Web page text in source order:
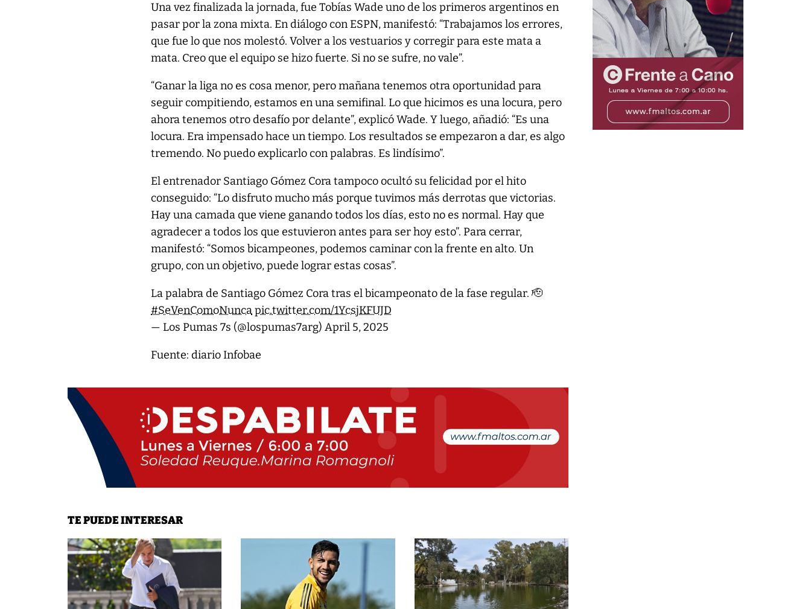
Una vez finalizada la jornada, fue Tobías Wade uno de los primeros argentinos en
pasar por la zona mixta. En diálogo con ESPN, manifestó: “Trabajamos los errores,
que fue lo que nos molestó. Volver a los vestuarios y corregir para este mata a
mata. Creo que el equipo se hizo fuerte. Si no se sufre, no vale”.
“Ganar la liga no es cosa menor, pero mañana tenemos otra oportunidad para
seguir compitiendo, estamos en una semifinal. Lo que hicimos es una locura, pero
ahora tenemos otro desafío por delante”, explicó Wade. Y luego, añadió: “Es una
locura. Era impensado hace un tiempo. Los resultados se empezaron a dar, es algo
tremendo. No puedo explicarlo con palabras. Es lindísimo”.
El entrenador Santiago Gómez Cora tampoco ocultó su felicidad por el hito
conseguido: “Lo disfruto mucho más porque tuvimos más derrotas que victorias.
Hay una camada que viene ganando todos los días, esto no es normal. Hay que
agradecer a todos los que estuvieron antes para ser hoy esto”. Para cerrar,
manifestó: “Somos bicampeones, podemos caminar con la frente en alto. Un
grupo, con un objetivo, puede lograr estas cosas”.
La palabra de Santiago Gómez Cora tras el bicampeonato de la fase regular. 🫡
#SeVenComoNuncapic.twitter.com/1YcsjKFUJD
— Los Pumas 7s (@lospumas7arg)April 5, 2025
Fuente: diario Infobae
TE PUEDE INTERESAR